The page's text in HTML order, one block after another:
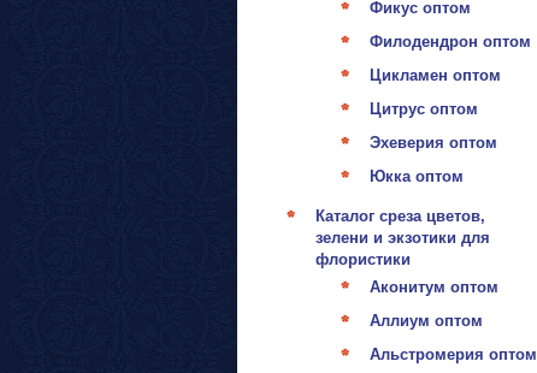
Фикус оптом
Филодендрон оптом
Цикламен оптом
Цитрус оптом
Эхеверия оптом
Юкка оптом
Каталог среза цветов,
зелени и экзотики для
флористики
Аконитум оптом
Аллиум оптом
Альстромерия оптом